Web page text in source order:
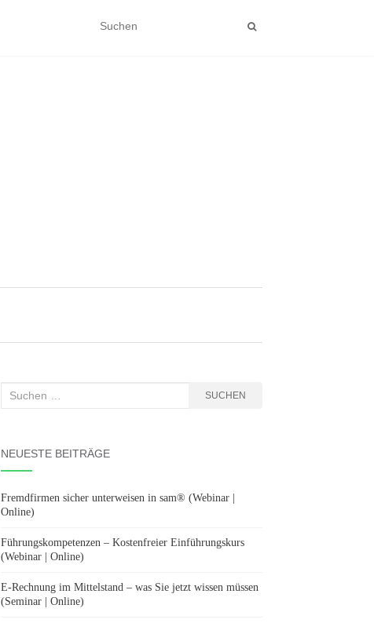
Suchen
SUCHEN
NEUESTE BEITRÄGE
Fremdfirmen sicher unterweisen in sam® (Webinar |
Online)
Führungskompetenzen – Kostenfreier Einführungskurs
(Webinar | Online)
E-Rechnung im Mittelstand – was Sie jetzt wissen müssen
(Seminar | Online)